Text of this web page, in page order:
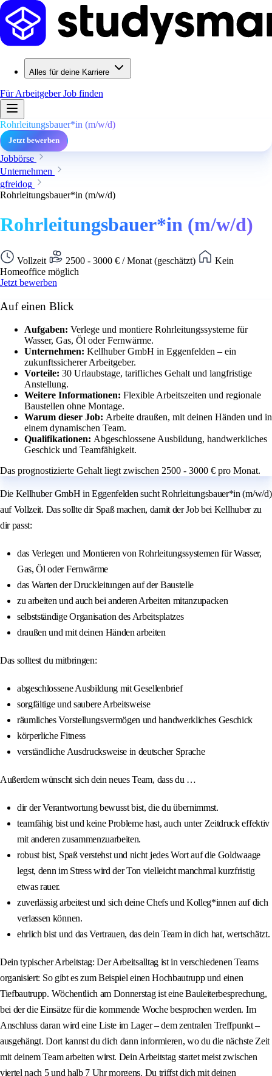
Alles für deine Karriere
Für ArbeitgeberJob finden
Rohrleitungsbauer*in (m/w/d)
Jetzt bewerben
Jobbörse
Unternehmen
gfreidog
Rohrleitungsbauer*in (m/w/d)
Rohrleitungsbauer*in (m/w/d)
Vollzeit 2500 - 3000 € / Monat (geschätzt)
Kein
Homeoffice möglich
Jetzt bewerben
Auf einen Blick
Aufgaben: Verlege und montiere Rohrleitungssysteme für
Wasser, Gas, Öl oder Fernwärme.
Unternehmen: Kellhuber GmbH in Eggenfelden – ein
zukunftssicherer Arbeitgeber.
Vorteile: 30 Urlaubstage, tarifliches Gehalt und langfristige
Anstellung.
Weitere Informationen: Flexible Arbeitszeiten und regionale
Baustellen ohne Montage.
Warum dieser Job: Arbeite draußen, mit deinen Händen und in
einem dynamischen Team.
Qualifikationen: Abgeschlossene Ausbildung, handwerkliches
Geschick und Teamfähigkeit.
Das prognostizierte Gehalt liegt zwischen 2500 - 3000 € pro Monat.
Die Kellhuber GmbH in Eggenfelden sucht Rohrleitungsbauer*in (m/w/d)
auf Vollzeit. Das sollte dir Spaß machen, damit der Job bei Kellhuber zu
dir passt:
das Verlegen und Montieren von Rohrleitungssystemen für Wasser,
Gas, Öl oder Fernwärme
das Warten der Druckleitungen auf der Baustelle
zu arbeiten und auch bei anderen Arbeiten mitanzupacken
selbstständige Organisation des Arbeitsplatzes
draußen und mit deinen Händen arbeiten
Das solltest du mitbringen:
abgeschlossene Ausbildung mit Gesellenbrief
sorgfältige und saubere Arbeitsweise
räumliches Vorstellungsvermögen und handwerkliches Geschick
körperliche Fitness
verständliche Ausdrucksweise in deutscher Sprache
Außerdem wünscht sich dein neues Team, dass du …
dir der Verantwortung bewusst bist, die du übernimmst.
teamfähig bist und keine Probleme hast, auch unter Zeitdruck effektiv
mit anderen zusammenzuarbeiten.
robust bist, Spaß verstehst und nicht jedes Wort auf die Goldwaage
legst, denn im Stress wird der Ton vielleicht manchmal kurzfristig
etwas rauer.
zuverlässig arbeitest und sich deine Chefs und Kolleg*innen auf dich
verlassen können.
ehrlich bist und das Vertrauen, das dein Team in dich hat, wertschätzt.
Dein typischer Arbeitstag: Der Arbeitsalltag ist in verschiedenen Teams
organisiert: So gibt es zum Beispiel einen Hochbautrupp und einen
Tiefbautrupp. Wöchentlich am Donnerstag ist eine Bauleiterbesprechung,
bei der die Einsätze für die kommende Woche besprochen werden. Im
Anschluss daran wird eine Liste im Lager – dem zentralen Treffpunkt –
ausgehängt. Dort kannst du dich dann informieren, wo du die nächste Zeit
mit deinem Team arbeiten wirst. Dein Arbeitstag startet meist zwischen
viertel nach 5 und halb 7 Uhr morgens. Du triffst dich mit deinen